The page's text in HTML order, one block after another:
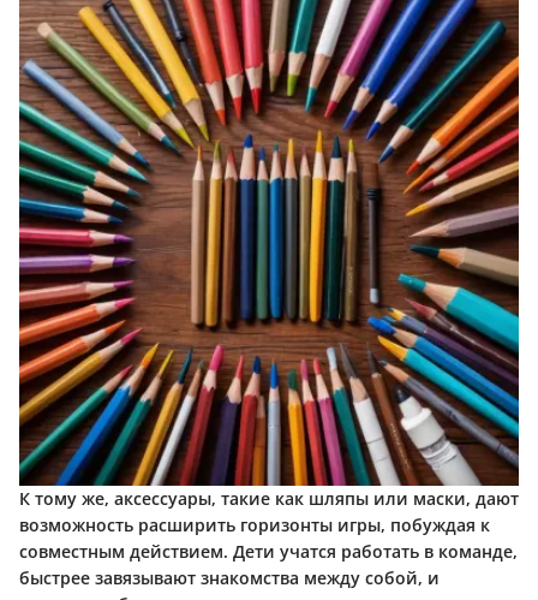
К тому же, аксессуары, такие как шляпы или маски, дают
возможность расширить горизонты игры, побуждая к
совместным действием. Дети учатся работать в команде,
быстрее завязывают знакомства между собой, и